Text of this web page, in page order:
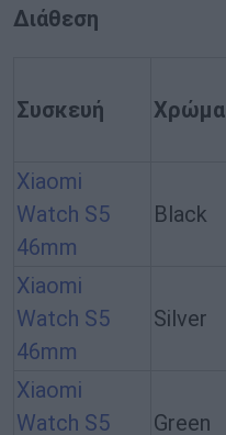
Διάθεση
Συσκευή Χρώμα
Xiaomi
Watch S5
46mm
Black
Xiaomi
Watch S5
46mm
Silver
Xiaomi
Watch S5
Green